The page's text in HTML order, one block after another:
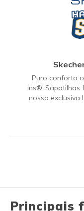
Puro conforto
ins®. Sapatilhas
nossa exclusiva
Principais